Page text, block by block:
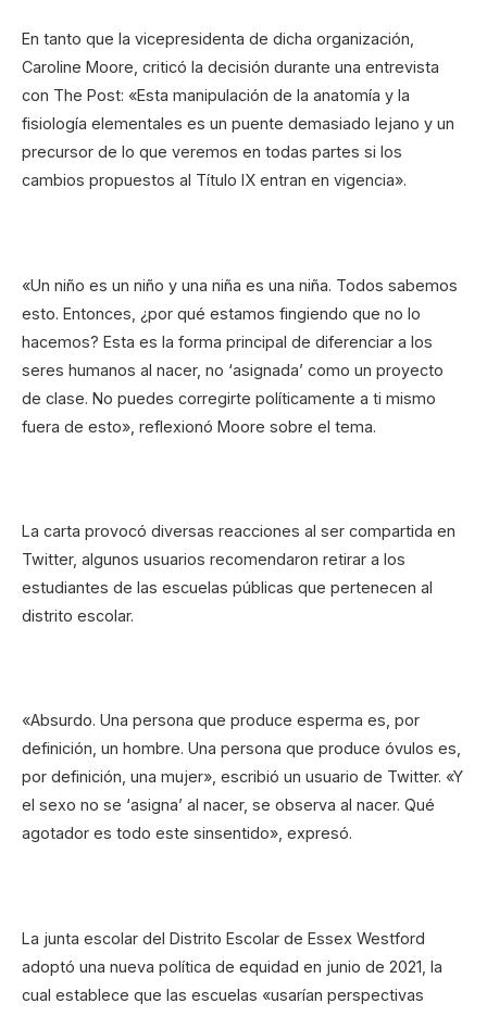
En tanto que la vicepresidenta de dicha organización,
Caroline Moore, criticó la decisión durante una entrevista
con The Post: «Esta manipulación de la anatomía y la
fisiología elementales es un puente demasiado lejano y un
precursor de lo que veremos en todas partes si los
cambios propuestos al Título IX entran en vigencia».
«Un niño es un niño y una niña es una niña. Todos sabemos
esto. Entonces, ¿por qué estamos fingiendo que no lo
hacemos? Esta es la forma principal de diferenciar a los
seres humanos al nacer, no ‘asignada’ como un proyecto
de clase. No puedes corregirte políticamente a ti mismo
fuera de esto», reflexionó Moore sobre el tema.
La carta provocó diversas reacciones al ser compartida en
Twitter, algunos usuarios recomendaron retirar a los
estudiantes de las escuelas públicas que pertenecen al
distrito escolar.
«Absurdo. Una persona que produce esperma es, por
definición, un hombre. Una persona que produce óvulos es,
por definición, una mujer», escribió un usuario de Twitter. «Y
el sexo no se ‘asigna’ al nacer, se observa al nacer. Qué
agotador es todo este sinsentido», expresó.
La junta escolar del Distrito Escolar de Essex Westford
adoptó una nueva política de equidad en junio de 2021, la
cual establece que las escuelas «usarían perspectivas